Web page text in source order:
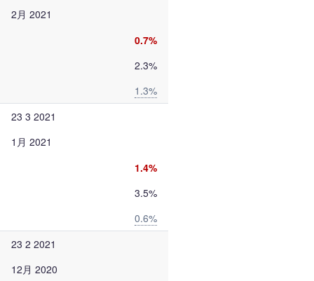
2月 2021
0.7%
2.3%
1.3%
23 3 2021
1月 2021
1.4%
3.5%
0.6%
23 2 2021
12月 2020